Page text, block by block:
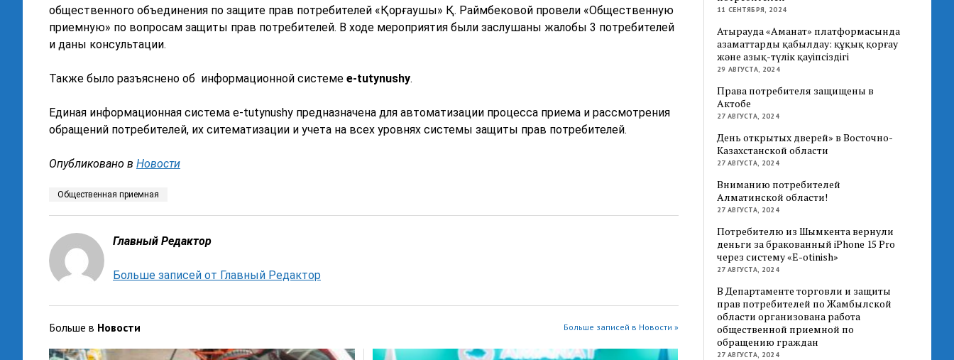
общественного объединения по защите прав потребителей «Қорғаушы» Қ. Раймбековой провели «Общественную
приемную» по вопросам защиты прав потребителей. В ходе мероприятия были заслушаны жалобы 3 потребителей
и даны консультации.
Также было разъяснено об информационной системе e-tutynushy.
Единая информационная система e-tutynushy предназначена для автоматизации процесса приема и рассмотрения
обращений потребителей, их ситематизации и учета на всех уровнях системы защиты прав потребителей.
Опубликовано в Новости
Общественная приемная
Главный Редактор
Больше записей от Главный Редактор
Больше в Новости Больше записей в Новости »
11 СЕНТЯБРЯ, 2024
Атырауда «Аманат» платформасында
азаматтарды қабылдау: құқық қорғау
және азық-түлік қауіпсіздігі
29 АВГУСТА, 2024
Права потребителя защищены в
Актобе
27 АВГУСТА, 2024
День открытых дверей» в Восточно-
Казахстанской области
27 АВГУСТА, 2024
Вниманию потребителей
Алматинской области!
27 АВГУСТА, 2024
Потребителю из Шымкента вернули
деньги за бракованный iPhone 15 Pro
через систему «E-otinish»
27 АВГУСТА, 2024
В Департаменте торговли и защиты
прав потребителей по Жамбылской
области организована работа
общественной приемной по
обращению граждан
27 АВГУСТА, 2024